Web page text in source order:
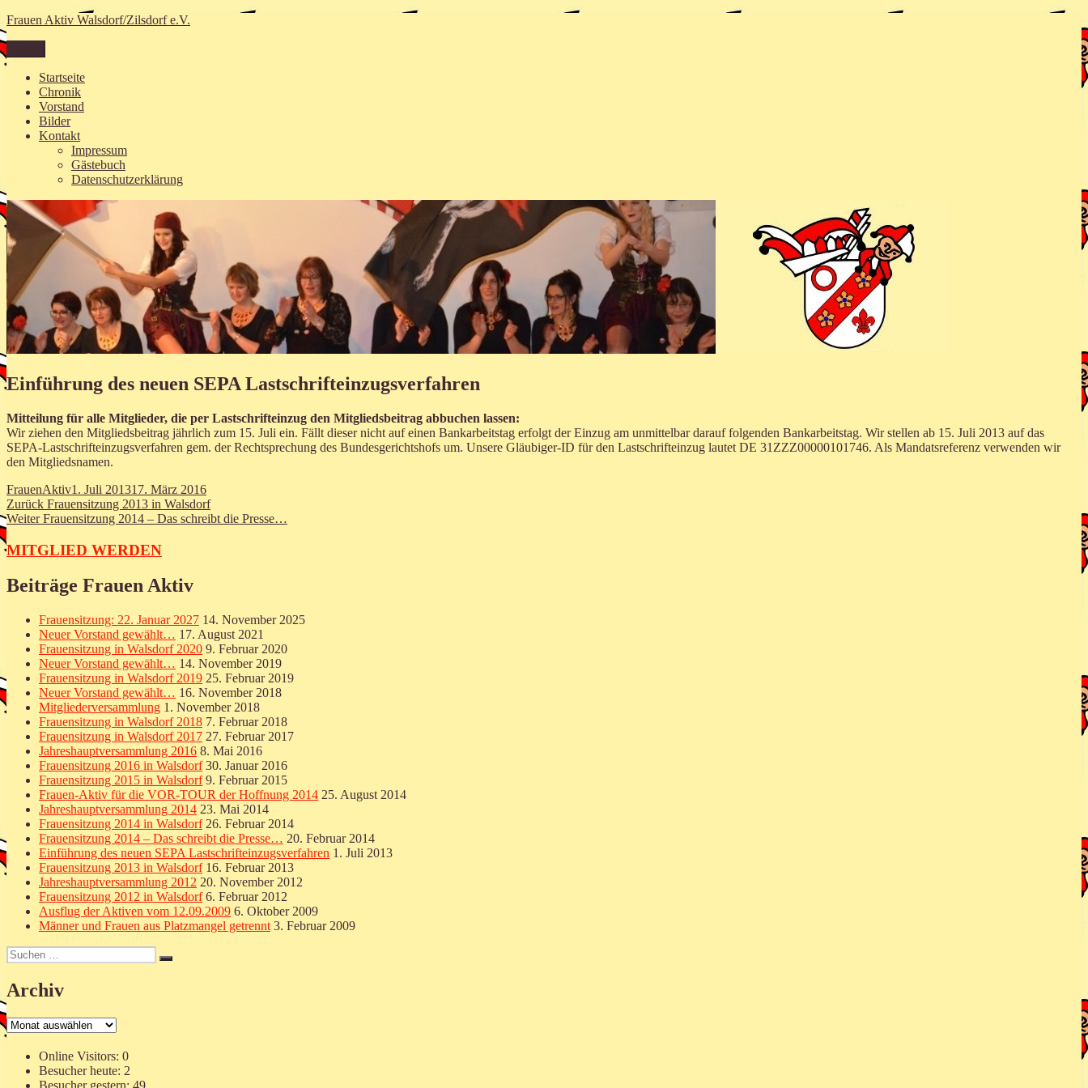
Zum
Inhalt
springen
Frauen Aktiv Walsdorf/Zilsdorf e.V.
Startseite
Chronik
Vorstand
Bilder
Kontakt
Impressum
Gästebuch
Datenschutzerklärung
Einführung des neuen SEPA Lastschrifteinzugsverfahren
Mitteilung für alle Mitglieder, die per Lastschrifteinzug den Mitgliedsbeitrag abbuchen lassen:
Wir ziehen den Mitgliedsbeitrag jährlich zum 15. Juli ein. Fällt dieser nicht auf einen Bankarbeitstag erfolgt der Einzug am unmittelbar darauf folgenden Bankarbeitstag. Wir stellen ab 15. Juli 2013 auf das
SEPA-Lastschrifteinzugsverfahren gem. der Rechtsprechung des Bundesgerichtshofs um. Unsere Gläubiger-ID für den Lastschrifteinzug lautet DE 31ZZZ00000101746. Als Mandatsreferenz verwenden wir
den Mitgliedsnamen.
Autor
FrauenAktivVeröffentlicht
am
1. Juli 201317. März 2016
Beitragsnavigation
Zurück Vorheriger
Beitrag:
Frauensitzung 2013 in Walsdorf
Weiter Nächster
Frauensitzung 2014 – Das schreibt die Presse…
MITGLIED WERDEN
Beiträge Frauen Aktiv
Frauensitzung: 22. Januar 2027 14. November 2025
Neuer Vorstand gewählt… 17. August 2021
Frauensitzung in Walsdorf 2020 9. Februar 2020
Neuer Vorstand gewählt… 14. November 2019
Frauensitzung in Walsdorf 2019 25. Februar 2019
Neuer Vorstand gewählt… 16. November 2018
Mitgliederversammlung 1. November 2018
Frauensitzung in Walsdorf 2018 7. Februar 2018
Frauensitzung in Walsdorf 2017 27. Februar 2017
Jahreshauptversammlung 2016 8. Mai 2016
Frauensitzung 2016 in Walsdorf 30. Januar 2016
Frauensitzung 2015 in Walsdorf 9. Februar 2015
Frauen-Aktiv für die VOR-TOUR der Hoffnung 2014 25. August 2014
Jahreshauptversammlung 2014 23. Mai 2014
Frauensitzung 2014 in Walsdorf 26. Februar 2014
Frauensitzung 2014 – Das schreibt die Presse… 20. Februar 2014
Einführung des neuen SEPA Lastschrifteinzugsverfahren 1. Juli 2013
Frauensitzung 2013 in Walsdorf 16. Februar 2013
Jahreshauptversammlung 2012 20. November 2012
Frauensitzung 2012 in Walsdorf 6. Februar 2012
Ausflug der Aktiven vom 12.09.2009 6. Oktober 2009
Männer und Frauen aus Platzmangel getrennt 3. Februar 2009
Suchen
nach:
Suchen
Archiv
Archiv
Online Visitors: 0
Besucher heute: 2
Besucher gestern: 49